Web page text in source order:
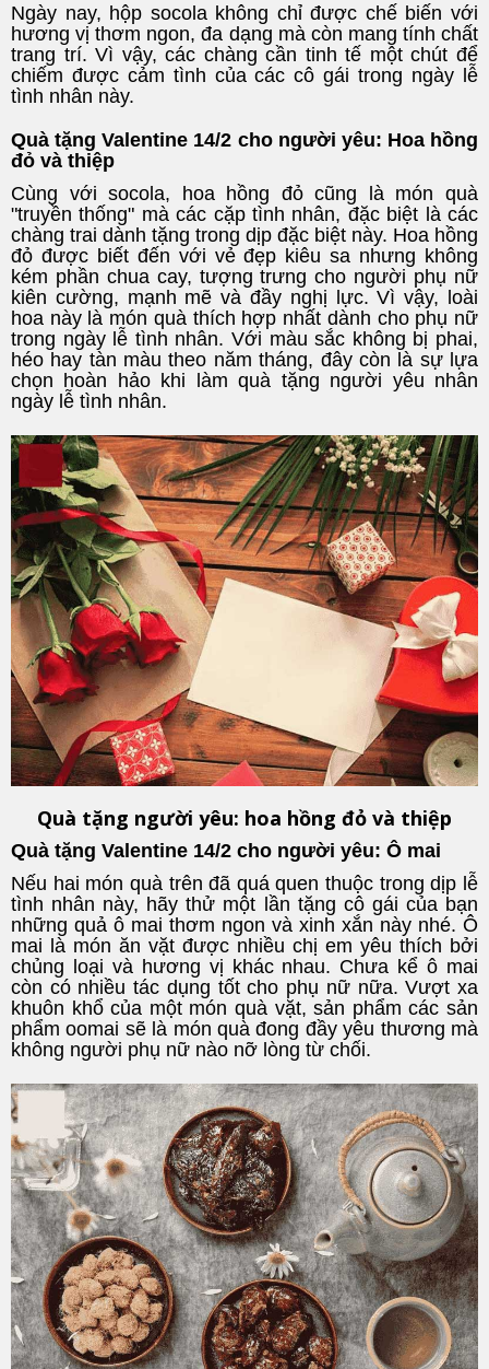
Ngày nay, hộp socola không chỉ được chế biến với
hương vị thơm ngon, đa dạng mà còn mang tính chất
trang trí. Vì vậy, các chàng cần tinh tế một chút để
chiếm được cảm tình của các cô gái trong ngày lễ
tình nhân này.
Quà tặng Valentine 14/2 cho người yêu: Hoa hồng
đỏ và thiệp
Cùng với socola, hoa hồng đỏ cũng là món quà
"truyền thống" mà các cặp tình nhân, đặc biệt là các
chàng trai dành tặng trong dịp đặc biệt này. Hoa hồng
đỏ được biết đến với vẻ đẹp kiêu sa nhưng không
kém phần chua cay, tượng trưng cho người phụ nữ
kiên cường, mạnh mẽ và đầy nghị lực. Vì vậy, loài
hoa này là món quà thích hợp nhất dành cho phụ nữ
trong ngày lễ tình nhân. Với màu sắc không bị phai,
héo hay tàn màu theo năm tháng, đây còn là sự lựa
chọn hoàn hảo khi làm quà tặng người yêu nhân
ngày lễ tình nhân.
Quà tặng người yêu: hoa hồng đỏ và thiệp
Quà tặng Valentine 14/2 cho người yêu: Ô mai
Nếu hai món quà trên đã quá quen thuộc trong dịp lễ
tình nhân này, hãy thử một lần tặng cô gái của bạn
những quả ô mai thơm ngon và xinh xắn này nhé. Ô
mai là món ăn vặt được nhiều chị em yêu thích bởi
chủng loại và hương vị khác nhau. Chưa kể ô mai
còn có nhiều tác dụng tốt cho phụ nữ nữa. Vượt xa
khuôn khổ của một món quà vặt, sản phẩm các sản
phẩm oomai sẽ là món quà đong đầy yêu thương mà
không người phụ nữ nào nỡ lòng từ chối.